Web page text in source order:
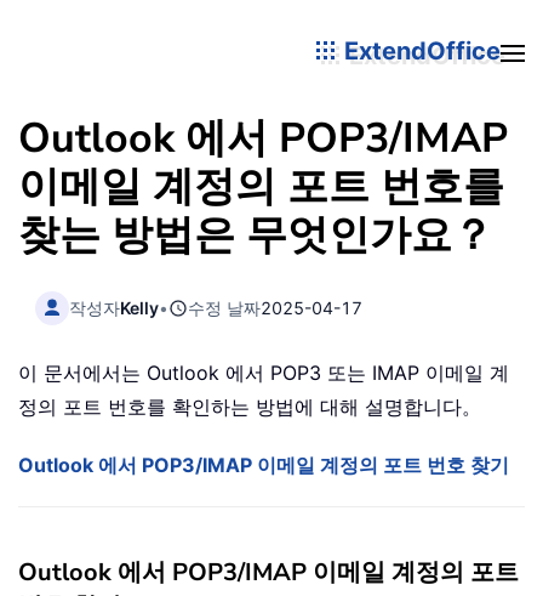
ExtendOffice
Outlook 에서 POP3/IMAP
이메일 계정의 포트 번호를
찾는 방법은 무엇인가요？
작성자Kelly• 수정 날짜2025-04-17
이 문서에서는 Outlook 에서 POP3 또는 IMAP 이메일 계
정의 포트 번호를 확인하는 방법에 대해 설명합니다。
Outlook 에서 POP3/IMAP 이메일 계정의 포트 번호 찾기
Outlook 에서 POP3/IMAP 이메일 계정의 포트